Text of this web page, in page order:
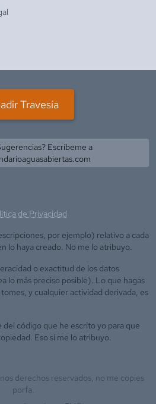
Travesía
Escríbeme a
de Privacidad
por ejemplo) relativo a cada
lo haya creado. No me lo atribuyo.
o exactitud de los datos
lo más preciso posible). Lo que hagas
y cualquier actividad derivada, es
del código que he escrito yo para que
Eso sí me lo atribuyo.
derechos reservados, no me copies
porfa.